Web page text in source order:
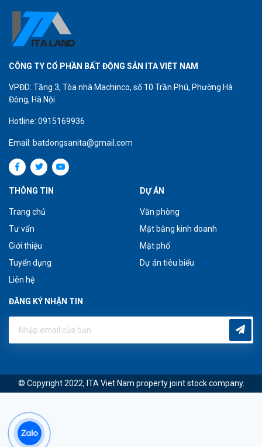
CÔNG TY CỔ PHẦN BẤT ĐỘNG SẢN ITA VIỆT NAM
VPĐD: Tầng 3, Tòa nhà Machinco, số 10 Trần Phú, Phường Hà
Đông, Hà Nội
Hotline: 0915169936
Email: batdongsanita@gmail.com
THÔNG TIN
Trang chủ
Tư vấn
Giới thiệu
Tuyển dụng
Liên hệ
DỰ ÁN
Văn phòng
Mặt bằng kinh doanh
Mặt phố
Dự án tiêu biểu
ĐĂNG KÝ NHẬN TIN
© Copyright 2022, ITA Viet Nam property joint stock company.